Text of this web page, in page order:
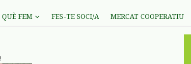
QUÈ FEM FES-TE SOCI/A MERCAT COOPERATIU